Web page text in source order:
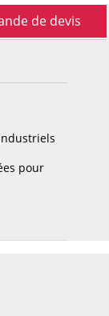
de devis
pour